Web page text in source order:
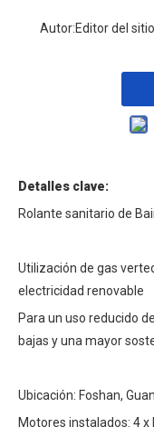
Autor:Editor del
Detalles clave:
Rolante sanitario de
Utilización de gas
electricidad renovable
Para un uso reducido
bajas y una mayor
Ubicación: Foshan,
Motores instalados: 4 x